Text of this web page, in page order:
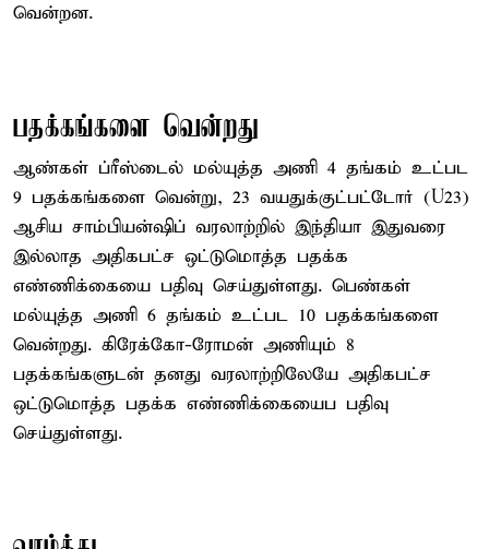
வென்றன.
பதக்கங்களை வென்றது
ஆண்கள் ப்ரீஸ்டைல் ​​மல்யுத்த அணி 4 தங்கம் உட்பட
9 பதக்கங்களை வென்று, 23 வயதுக்குட்பட்டோர் (U23)
ஆசிய சாம்பியன்ஷிப் வரலாற்றில் இந்தியா இதுவரை
இல்லாத அதிகபட்ச ஒட்டுமொத்த பதக்க
எண்ணிக்கையை பதிவு செய்துள்ளது. பெண்கள்
மல்யுத்த அணி 6 தங்கம் உட்பட 10 பதக்கங்களை
வென்றது. கிரேக்கோ-ரோமன் அணியும் 8
பதக்கங்களுடன் தனது வரலாற்றிலேயே அதிகபட்ச
ஒட்டுமொத்த பதக்க எண்ணிக்கையைப பதிவு
செய்துள்ளது.